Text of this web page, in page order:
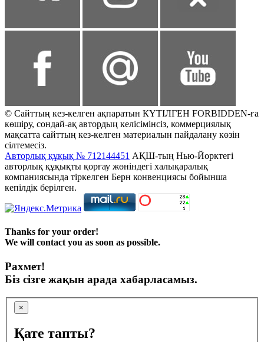
© Сайттың кез-келген ақпаратын КҮТІЛГЕН FORBIDDEN-ға
көшіру, сондай-ақ автордың келісімінсіз, коммерциялық
мақсатта сайттың кез-келген материалын пайдалану көзін
сілтемесіз.
Авторлық құқық № 712144451 АҚШ-тың Нью-Йорктегі
авторлық құқықты қорғау жөніндегі халықаралық
компаниясында тіркелген Берн конвенциясы бойынша
кепілдік берілген.
Thanks for your order!
We will contact you as soon as possible.
Рахмет!
Біз сізге жақын арада хабарласамыз.
×
Қате тапты?